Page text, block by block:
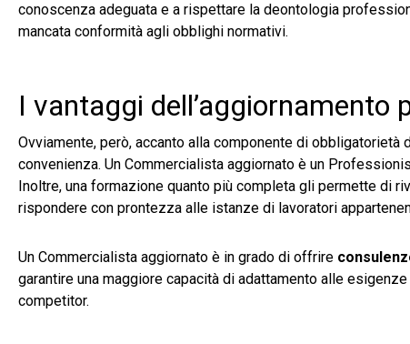
conoscenza adeguata e a rispettare la deontologia
mancata conformità agli obblighi normativi.
I vantaggi
Ovviamente, però, accanto alla componente di
convenienza. Un Commercialista aggiornato è un
Inoltre, una formazione quanto più completa gli permette di
rispondere con prontezza alle istanze di lavoratori
Un Commercialista aggiornato è in grado di offrire
garantire una maggiore capacità di adattamento alle
competitor.